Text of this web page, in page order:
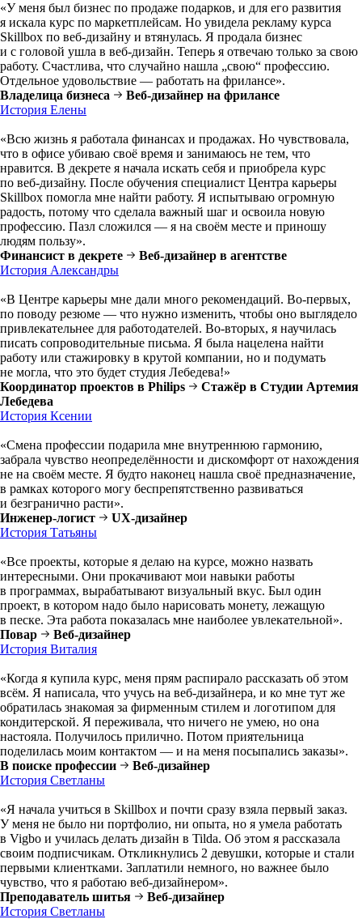
«У меня был бизнес по продаже подарков, и для его развития
я искала курс по маркетплейсам. Но увидела рекламу курса
Skillbox по веб-дизайну и втянулась. Я продала бизнес
и с головой ушла в веб-дизайн. Теперь я отвечаю только за свою
работу. Счастлива, что случайно нашла „свою“ профессию.
Отдельное удовольствие — работать на фрилансе».
Владелица бизнеса
Веб-дизайнер на фрилансе
История Елены
«Всю жизнь я работала финансах и продажах. Но чувствовала,
что в офисе убиваю своё время и занимаюсь не тем, что
нравится. В декрете я начала искать себя и приобрела курс
по веб-дизайну. После обучения специалист Центра карьеры
Skillbox помогла мне найти работу. Я испытываю огромную
радость, потому что сделала важный шаг и освоила новую
профессию. Пазл сложился — я на своём месте и приношу
людям пользу».
Финансист в декрете
Веб-дизайнер в агентстве
История Александры
«В Центре карьеры мне дали много рекомендаций. Во-первых,
по поводу резюме — что нужно изменить, чтобы оно выглядело
привлекательнее для работодателей. Во-вторых, я научилась
писать сопроводительные письма. Я была нацелена найти
работу или стажировку в крутой компании, но и подумать
не могла, что это будет студия Лебедева!»
Координатор проектов в Philips
Стажёр в Студии Артемия
Лебедева
История Ксении
«Смена профессии подарила мне внутреннюю гармонию,
забрала чувство неопределённости и дискомфорт от нахождения
не на своём месте. Я будто наконец нашла своё предназначение,
в рамках которого могу беспрепятственно развиваться
и безгранично расти».
Инженер-логист
UX-дизайнер
История Татьяны
«Все проекты, которые я делаю на курсе, можно назвать
интересными. Они прокачивают мои навыки работы
в программах, вырабатывают визуальный вкус. Был один
проект, в котором надо было нарисовать монету, лежащую
в песке. Эта работа показалась мне наиболее увлекательной».
Повар
Веб-дизайнер
История Виталия
«Когда я купила курс, меня прям распирало рассказать об этом
всём. Я написала, что учусь на веб-дизайнера, и ко мне тут же
обратилась знакомая за фирменным стилем и логотипом для
кондитерской. Я переживала, что ничего не умею, но она
настояла. Получилось прилично. Потом приятельница
поделилась моим контактом — и на меня посыпались заказы».
В поиске профессии
Веб-дизайнер
История Светланы
«Я начала учиться в Skillbox и почти сразу взяла первый заказ.
У меня не было ни портфолио, ни опыта, но я умела работать
в Vigbo и училась делать дизайн в Tilda. Об этом я рассказала
своим подписчикам. Откликнулись 2 девушки, которые и стали
первыми клиентками. Заплатили немного, но важнее было
чувство, что я работаю веб-дизайнером».
Преподаватель шитья
Веб-дизайнер
История Светланы